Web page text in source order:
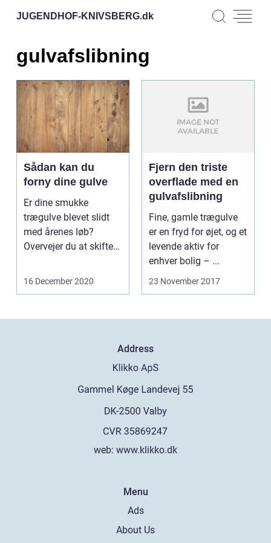
JUGENDHOF-KNIVSBERG.dk
gulvafslibning
Sådan kan du
forny dine gulve
Er dine smukke
trægulve blevet slidt
med årenes løb?
Overvejer du at skifte
gulve? Fø...
16 December 2020
Fjern den triste
overflade med en
gulvafslibning
Fine, gamle trægulve
er en fryd for øjet, og et
levende aktiv for
enhver bolig – ...
23 November 2017
Address
web: www.klikko.dk
Menu
Ads
About Us